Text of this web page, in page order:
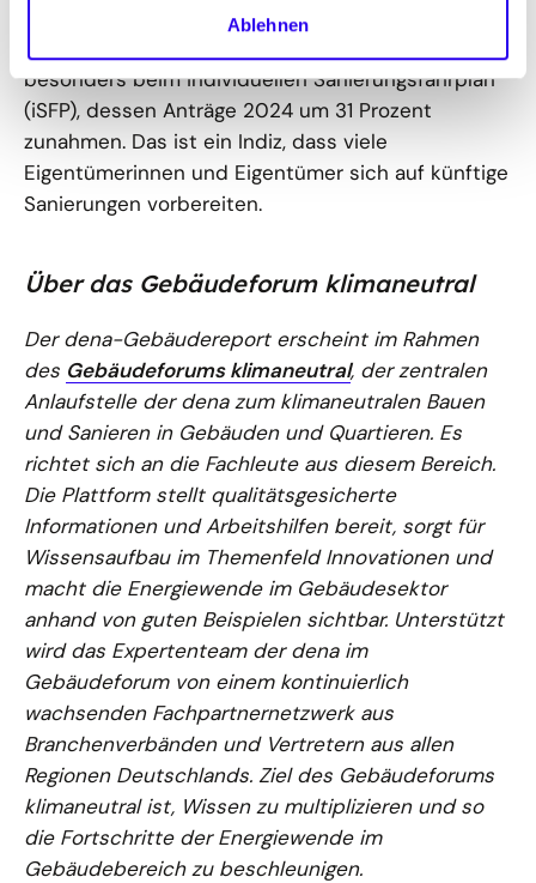
Ablehnen
76,2 Prozent den Löwenanteil ausmachten. Auch
besonders beim individuellen Sanierungsfahrplan
(iSFP), dessen Anträge 2024 um 31 Prozent
zunahmen. Das ist ein Indiz, dass viele
Eigentümerinnen und Eigentümer sich auf künftige
Sanierungen vorbereiten.
Über das Gebäudeforum klimaneutral
Der dena-Gebäudereport erscheint im Rahmen
des Gebäudeforums klimaneutral, der zentralen
Anlaufstelle der dena zum klimaneutralen Bauen
und Sanieren in Gebäuden und Quartieren. Es
richtet sich an die Fachleute aus diesem Bereich.
Die Plattform stellt qualitätsgesicherte
Informationen und Arbeitshilfen bereit, sorgt für
Wissensaufbau im Themenfeld Innovationen und
macht die Energiewende im Gebäudesektor
anhand von guten Beispielen sichtbar. Unterstützt
wird das Expertenteam der dena im
Gebäudeforum von einem kontinuierlich
wachsenden Fachpartnernetzwerk aus
Branchenverbänden und Vertretern aus allen
Regionen Deutschlands. Ziel des Gebäudeforums
klimaneutral ist, Wissen zu multiplizieren und so
die Fortschritte der Energiewende im
Gebäudebereich zu beschleunigen.